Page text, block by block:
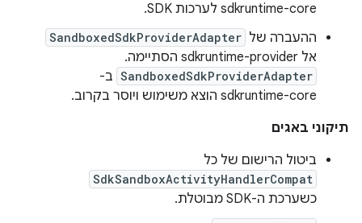
sdkruntime-core לערכות SDK.
ההעברה של SandboxedSdkProviderAdapter
אל sdkruntime-provider הסתיימה.
SandboxedSdkProviderAdapter ב-
sdkruntime-core הוצא משימוש ויוסר בקרוב.
תיקוני באגים
ביטול הרישום של כל
SdkSandboxActivityHandlerCompat
כשערכת ה-SDK מבוטלת.